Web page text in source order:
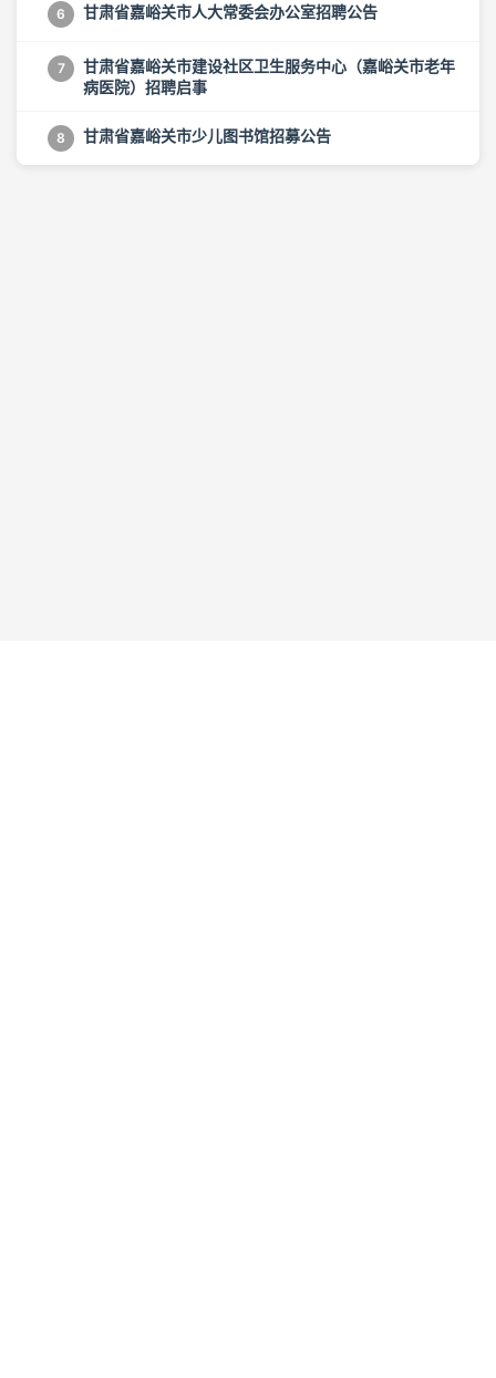
6 甘肃省嘉峪关市人大常委会办公室招聘公告
7
甘肃省嘉峪关市建设社区卫生服务中心（嘉峪关市老年
病医院）招聘启事
8 甘肃省嘉峪关市少儿图书馆招募公告